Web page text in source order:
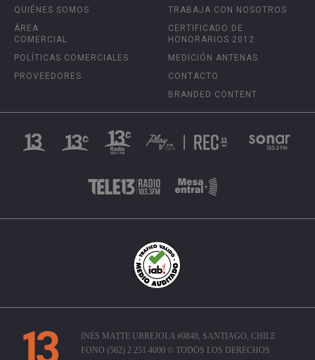
QUIÉNES SOMOS
ÁREA
COMERCIAL
POLÍTICAS COMERCIALES
PROVEEDORES
TRABAJA CON NOSOTROS
CERTIFICADO DE
HONORARIOS 2012
MEDICIÓN ANTENAS
CONTACTO
BRANDED CONTENT
INÉS MATTE URREJOLA #0848, SANTIAGO, CHILE
FONO (562) 2 251 4000 © TODOS LOS DERECHOS